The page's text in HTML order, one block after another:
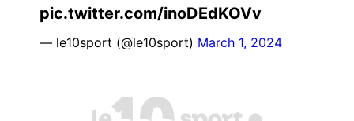
pic.twitter.com/inoDEdKOVv
— le10sport (@le10sport) March 1, 2024